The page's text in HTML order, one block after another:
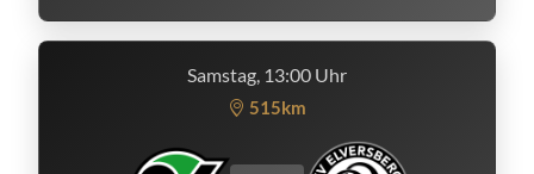
Samstag, 13:00 Uhr
515km